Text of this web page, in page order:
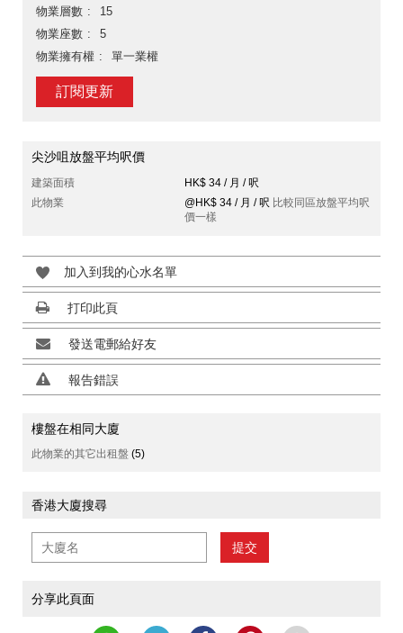
物業層數
15
物業座數
5
物業擁有權
單一業權
訂閱更新
尖沙咀放盤平均呎價
建築面積
HK$ 34 / 月 / 呎
此物業
@HK$ 34 / 月 / 呎 比較同區放盤平均呎
價一樣
加入到我的心水名單
打印此頁
發送電郵給好友
報告錯誤
樓盤在相同大廈
此物業的其它出租盤 (5)
香港大廈搜尋
提交
分享此頁面